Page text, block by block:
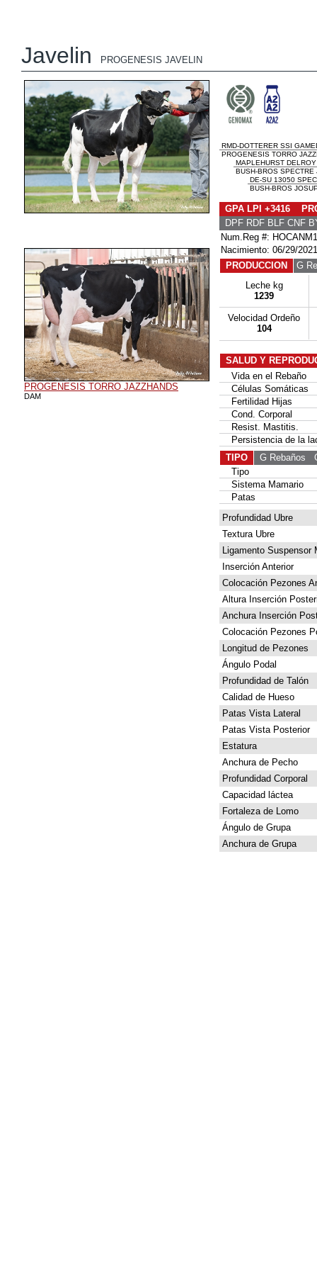
Javelin PROGENESIS JAVELIN
PROGENESIS TORRO JAZZHANDS
DAM
RMD-DOTTERER SSI
PROGENESIS TORRO
MAPLEHURST
BUSH-BROS
DE-SU 13050
BUSH-BROS
GPA LPI +3416
DPF RDF BLF CNF
Num.Reg #:
Nacimiento: 06/29/2021
PRODUCCION
G
Leche kg
1239
Velocidad Ordeño
104
SALUD Y
Vida en el Rebaño
Células Somáticas
Fertilidad Hijas
Cond. Corporal
Resist. Mastitis.
Persistencia de la
TIPO
G Rebaños
Tipo
Sistema Mamario
Patas
Profundidad Ubre
Textura Ubre
Ligamento Suspensor
Inserción Anterior
Colocación Pezones
Altura Inserción
Anchura Inserción
Colocación Pezones
Longitud de Pezones
Ángulo Podal
Profundidad de Talón
Calidad de Hueso
Patas Vista Lateral
Patas Vista Posterior
Estatura
Anchura de Pecho
Profundidad Corporal
Capacidad láctea
Fortaleza de Lomo
Ángulo de Grupa
Anchura de Grupa